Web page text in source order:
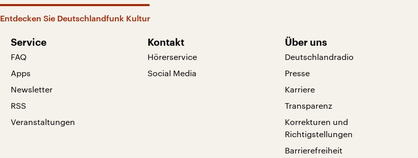
Entdecken Sie Deutschlandfunk Kultur
Service
FAQ
Apps
Newsletter
RSS
Veranstaltungen
Kontakt
Hörerservice
Social Media
Über uns
Deutschlandradio
Presse
Karriere
Transparenz
Korrekturen und
Richtigstellungen
Barrierefreiheit